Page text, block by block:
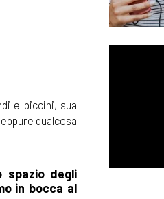
e piccini, sua
qualcosa
spazio degli
in bocca al